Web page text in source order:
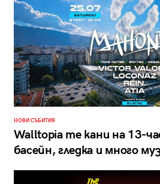
НОВИ СЪБИТИЯ
Walltopia те кани на 13-
басейн, гледка и много